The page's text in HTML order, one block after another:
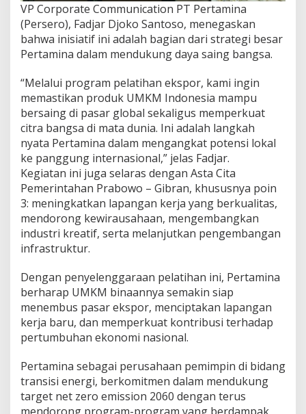
VP Corporate Communication PT Pertamina
(Persero), Fadjar Djoko Santoso, menegaskan
bahwa inisiatif ini adalah bagian dari strategi besar
Pertamina dalam mendukung daya saing bangsa.
“Melalui program pelatihan ekspor, kami ingin
memastikan produk UMKM Indonesia mampu
bersaing di pasar global sekaligus memperkuat
citra bangsa di mata dunia. Ini adalah langkah
nyata Pertamina dalam mengangkat potensi lokal
ke panggung internasional,” jelas Fadjar.
Kegiatan ini juga selaras dengan Asta Cita
Pemerintahan Prabowo – Gibran, khususnya poin
3: meningkatkan lapangan kerja yang berkualitas,
mendorong kewirausahaan, mengembangkan
industri kreatif, serta melanjutkan pengembangan
infrastruktur.
Dengan penyelenggaraan pelatihan ini, Pertamina
berharap UMKM binaannya semakin siap
menembus pasar ekspor, menciptakan lapangan
kerja baru, dan memperkuat kontribusi terhadap
pertumbuhan ekonomi nasional.
Pertamina sebagai perusahaan pemimpin di bidang
transisi energi, berkomitmen dalam mendukung
target net zero emission 2060 dengan terus